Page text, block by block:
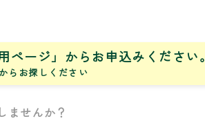
用ページ」からお申込みください。
らお探しください
ませんか？